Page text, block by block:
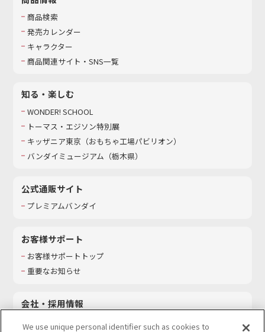
商品検索
発売カレンダー
キャラクター
商品関連サイト・SNS一覧
知る・楽しむ
WONDER! SCHOOL
トーマス・エジソン特別展
キッザニア東京（おもちゃ工場パビリオン）​
バンダイミュージアム（栃木県）
公式通販サイト
プレミアムバンダイ
お客様サポート
お客様サポートトップ
重要なお知らせ
会社・採用情報
We use unique personal identifier such as cookies to